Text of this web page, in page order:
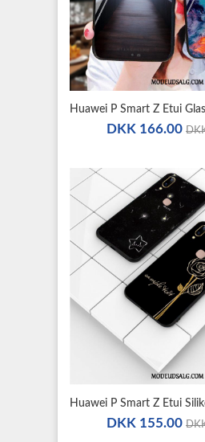
DKK 166.00
DKK 155.00